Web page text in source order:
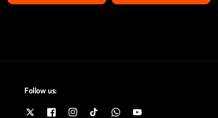
price
price
Follow us: